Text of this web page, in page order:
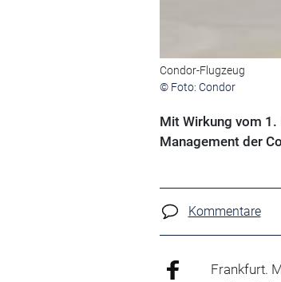
Condor-Flugzeug
© Foto: Condor
Mit Wirkung vom
Management der
Kommentare
Frankfurt.